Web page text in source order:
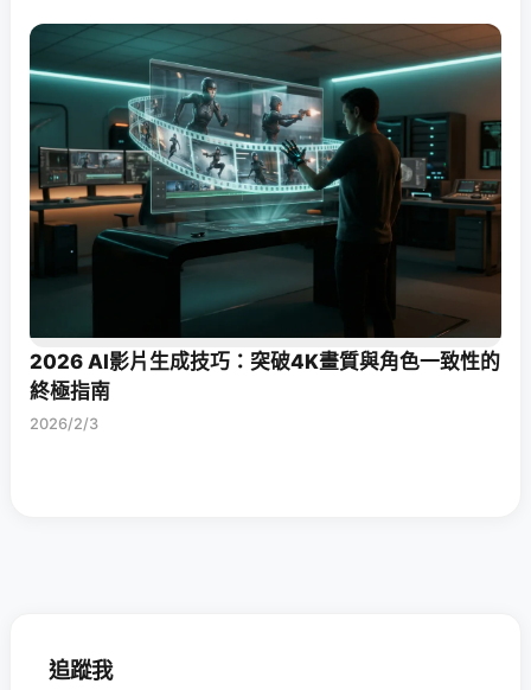
2026 AI影片生成技巧：突破4K畫質與角色一致性的
終極指南
2026/2/3
追蹤我